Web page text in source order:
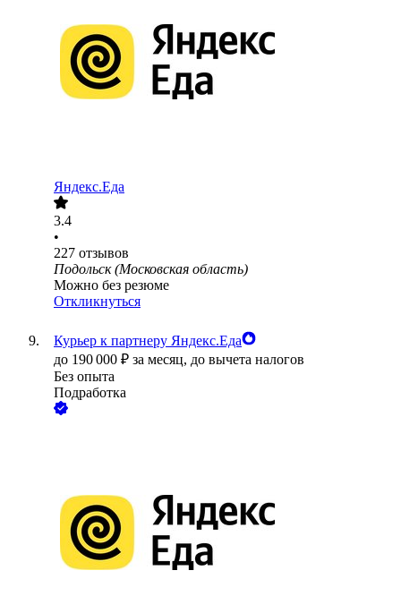
Яндекс.Еда
3.4
•
227 отзывов
Подольск (Московская область)
Можно без резюме
Откликнуться
Курьер к партнеру Яндекс.Еда
до 190 000 ₽ за месяц, до вычета налогов
Без опыта
Подработка